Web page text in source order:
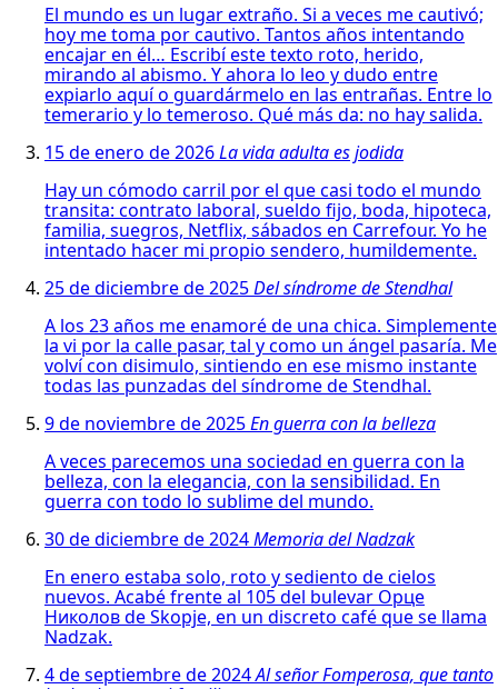
El mundo es un lugar extraño. Si a veces me cautivó;
hoy me toma por cautivo. Tantos años intentando
encajar en él… Escribí este texto roto, herido,
mirando al abismo. Y ahora lo leo y dudo entre
expiarlo aquí o guardármelo en las entrañas. Entre lo
temerario y lo temeroso. Qué más da: no hay salida.
15 de enero de 2026La vida adulta es jodida
Hay un cómodo carril por el que casi todo el mundo
transita: contrato laboral, sueldo fijo, boda, hipoteca,
familia, suegros, Netflix, sábados en Carrefour. Yo he
intentado hacer mi propio sendero, humildemente.
25 de diciembre de 2025Del síndrome de Stendhal
A los 23 años me enamoré de una chica. Simplemente
la vi por la calle pasar, tal y como un ángel pasaría. Me
volví con disimulo, sintiendo en ese mismo instante
todas las punzadas del síndrome de Stendhal.
9 de noviembre de 2025En guerra con la belleza
A veces parecemos una sociedad en guerra con la
belleza, con la elegancia, con la sensibilidad. En
guerra con todo lo sublime del mundo.
30 de diciembre de 2024Memoria del Nadzak
En enero estaba solo, roto y sediento de cielos
nuevos. Acabé frente al 105 del bulevar Орце
Николов de Skopje, en un discreto café que se llama
Nadzak.
4 de septiembre de 2024Al señor Fomperosa, que tanto